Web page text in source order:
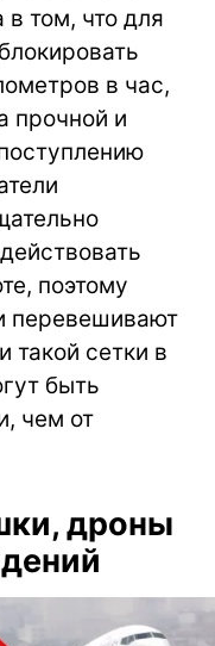
том, что для
в час,
прочной и
поэтому
перевешивают
такой сетки в
быть
чем от
дроны